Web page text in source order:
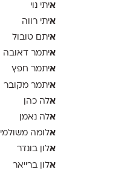
איתי נוי
איתי רווה
איתם טובול
איתמר דאובה
איתמר חפץ
איתמר מקובר
אלה כהן
אלה נאמן
אלומה משולמי
אלון בונדר
אלון ברייאר